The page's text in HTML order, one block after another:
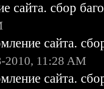
сайта. сбор
сайта.
2010, 11:28 AM
сайта.